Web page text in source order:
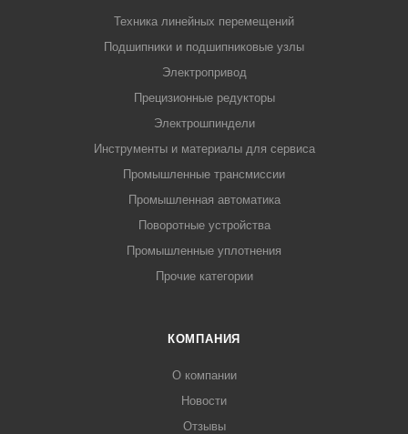
Техника линейных перемещений
Подшипники и подшипниковые узлы
Электропривод
Прецизионные редукторы
Электрошпиндели
Инструменты и материалы для сервиса
Промышленные трансмиссии
Промышленная автоматика
Поворотные устройства
Промышленные уплотнения
Прочие категории
КОМПАНИЯ
О компании
Новости
Отзывы